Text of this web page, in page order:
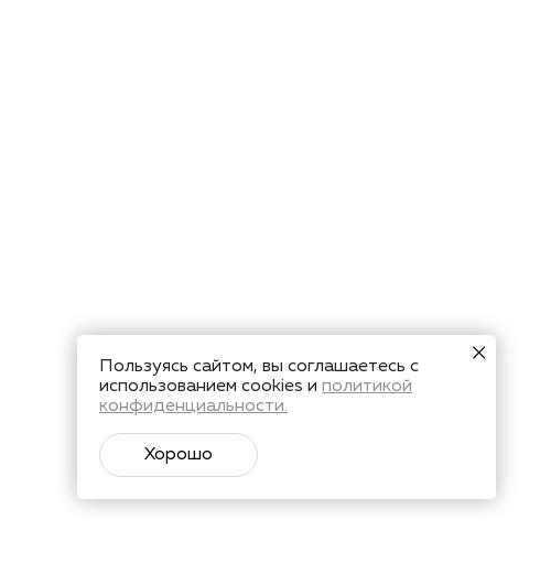
Пользуясь сайтом, вы соглашаетесь с
использованием cookies и политикой
конфиденциальности.
Хорошо